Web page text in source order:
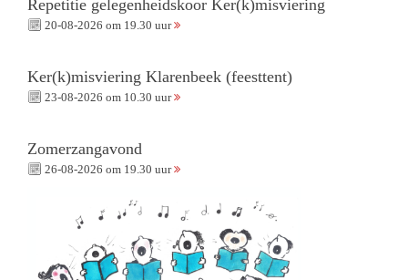
Repetitie gelegenheidskoor Ker(k)misviering
20-08-2026 om 19.30 uur
Ker(k)misviering Klarenbeek (feesttent)
23-08-2026 om 10.30 uur
Zomerzangavond
26-08-2026 om 19.30 uur